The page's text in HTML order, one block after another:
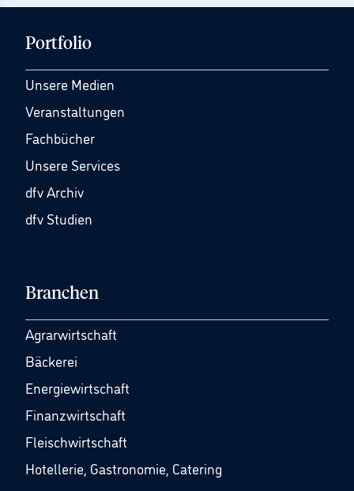
Portfolio
Unsere Medien
Veranstaltungen
Fachbücher
Unsere Services
dfv Archiv
dfv Studien
Branchen
Agrarwirtschaft
Bäckerei
Energiewirtschaft
Finanzwirtschaft
Fleischwirtschaft
Hotellerie, Gastronomie, Catering